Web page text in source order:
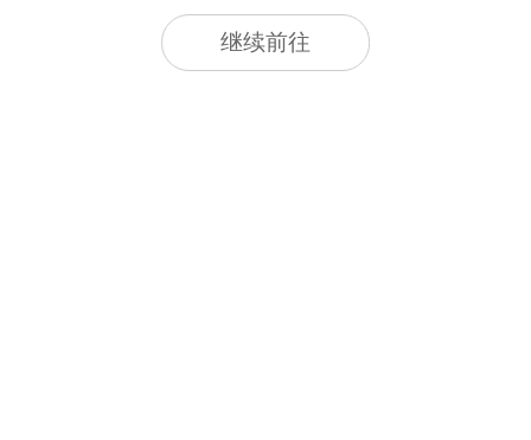
继续前往